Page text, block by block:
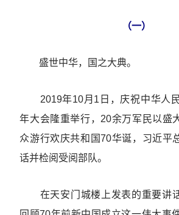
（一）
盛世中华，国之大典。
2019年10月1日，庆祝中华人民
年大会隆重举行，20余万军民以盛
众游行欢庆共和国70华诞，习近平
话并检阅受阅部队。
在天安门城楼上发表的重要讲